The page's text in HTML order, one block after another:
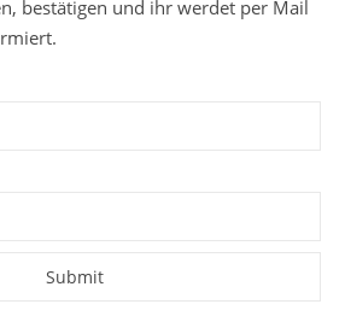
bestätigen und ihr werdet per Mail